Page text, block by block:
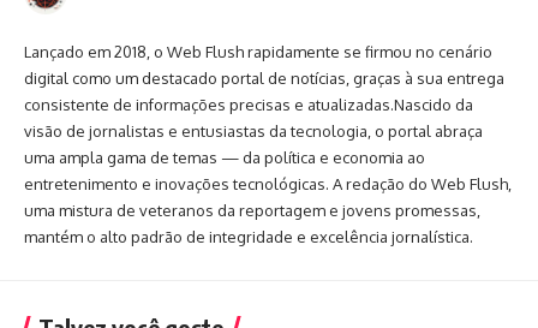
Lançado em 2018, o Web Flush rapidamente se firmou no cenário
digital como um destacado portal de notícias, graças à sua entrega
consistente de informações precisas e atualizadas.Nascido da
visão de jornalistas e entusiastas da tecnologia, o portal abraça
uma ampla gama de temas — da política e economia ao
entretenimento e inovações tecnológicas. A redação do Web Flush,
uma mistura de veteranos da reportagem e jovens promessas,
mantém o alto padrão de integridade e excelência jornalística.